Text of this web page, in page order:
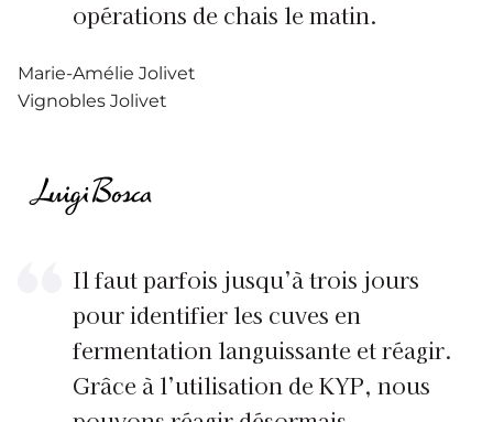
opérations de chais le matin.
Marie-Amélie Jolivet
Vignobles Jolivet
Il faut parfois jusqu’à trois jours
pour identifier les cuves en
fermentation languissante et réagir.
Grâce à l’utilisation de KYP, nous